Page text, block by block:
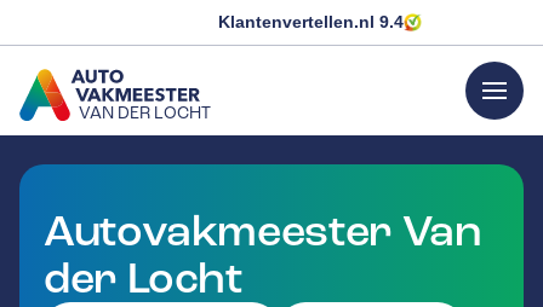
Klantenvertellen.nl 9.4
VAN DER LOCHT
GA NAAR DE HOMEPAGINA
menu
Autovakmeester Van
der Locht